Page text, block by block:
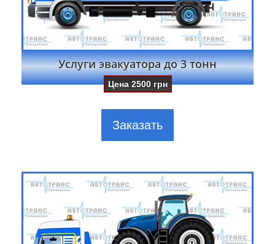
Услуги эвакуатора до 3 тонн
Цена2500 грн
Заказать